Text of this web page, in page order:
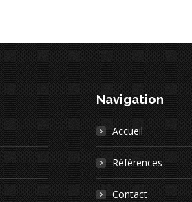
Navigation
Accueil
Références
Contact